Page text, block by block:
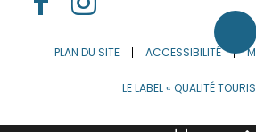
PLAN DU SITE ACCESSIBILITÉ
LE LABEL « QUALITÉ